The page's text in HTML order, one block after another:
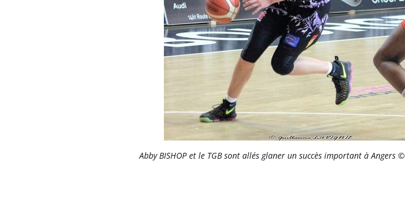
Abby BISHOP et le TGB sont allés glaner un succès important à Angers